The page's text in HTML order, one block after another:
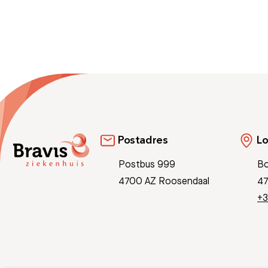
Postadres
Postbus 999
4700 AZ Roosendaal